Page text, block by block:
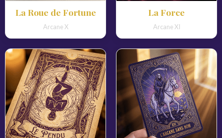
La Roue de Fortune
Arcane X
La Force
Arcane XI